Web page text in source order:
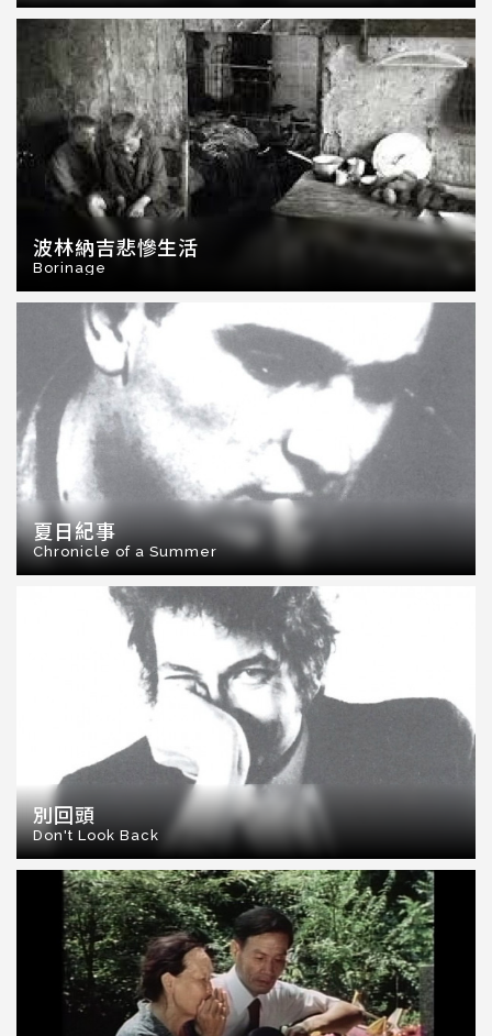
波林納吉悲慘生活
Borinage
夏日紀事
Chronicle of a Summer
別回頭
Don't Look Back